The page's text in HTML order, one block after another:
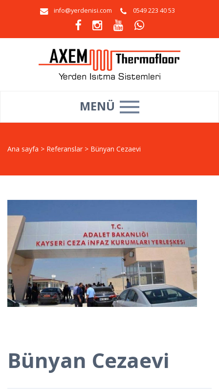
info@yerdenisi.com 0549 223 40 53
MENÜ
Ana sayfa > Referanslar > Bünyan Cezaevi
Bünyan Cezaevi